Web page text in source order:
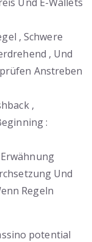
, Schwere
, Und
Anstreben
,
:
Und
Regeln
potential